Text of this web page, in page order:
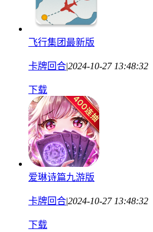
飞行集团最新版
卡牌回合|2024-10-27 13:48:32
下载
爱琳诗篇九游版
卡牌回合|2024-10-27 13:48:32
下载